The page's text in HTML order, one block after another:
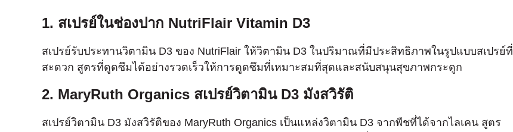
1. สเปรย์ในช่องปาก NutriFlair Vitamin D3
สเปรย์รับประทานวิตามิน D3 ของ NutriFlair ให้วิตามิน D3 ในปริมาณที่มีประสิทธิภาพในรูปแบบสเปรย์ที่
สะดวก สูตรที่ดูดซึมได้อย่างรวดเร็วให้การดูดซึมที่เหมาะสมที่สุดและสนับสนุนสุขภาพกระดูก
2. MaryRuth Organics สเปรย์วิตามิน D3 มังสวิรัติ
สเปรย์วิตามิน D3 มังสวิรัติของ MaryRuth Organics เป็นแหล่งวิตามิน D3 จากพืชที่ได้จากไลเคน สูตร